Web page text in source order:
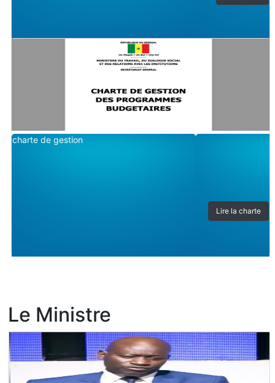
charte de gestion
Lire la charte
Le Ministre